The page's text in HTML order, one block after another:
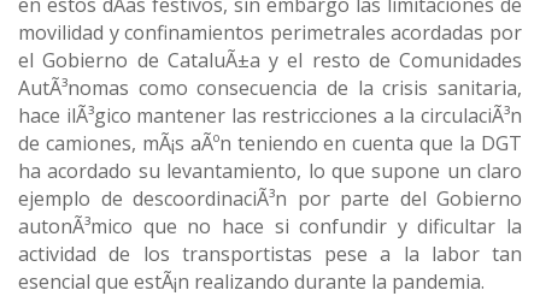
movilidad y confinamientos perimetrales acordadas por
el Gobierno de CataluÃ±a y el resto de Comunidades
AutÃ³nomas como consecuencia de la crisis sanitaria,
hace ilÃ³gico mantener las restricciones a la circulaciÃ³n
de camiones, mÃ¡s aÃºn teniendo en cuenta que la DGT
ha acordado su levantamiento, lo que supone un claro
ejemplo de descoordinaciÃ³n por parte del Gobierno
autonÃ³mico que no hace si confundir y dificultar la
actividad de los transportistas pese a la labor tan
esencial que estÃ¡n realizando durante la pandemia.